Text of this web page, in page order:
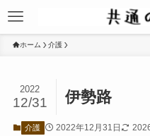
ホーム 介護
伊勢路
2022
12/31
介護 2022年12月31日